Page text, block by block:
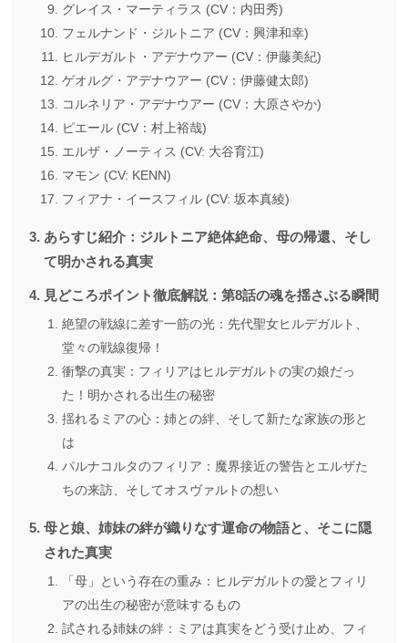
グレイス・マーティラス (CV：内田秀)
フェルナンド・ジルトニア (CV：興津和幸)
ヒルデガルト・アデナウアー (CV：伊藤美紀)
ゲオルグ・アデナウアー (CV：伊藤健太郎)
コルネリア・アデナウアー (CV：大原さやか)
ピエール (CV：村上裕哉)
エルザ・ノーティス (CV: 大谷育江)
マモン (CV: KENN)
フィアナ・イースフィル (CV: 坂本真綾)
あらすじ紹介：ジルトニア絶体絶命、母の帰還、そし
て明かされる真実
見どころポイント徹底解説：第8話の魂を揺さぶる瞬間
絶望の戦線に差す一筋の光：先代聖女ヒルデガルト、
堂々の戦線復帰！
衝撃の真実：フィリアはヒルデガルトの実の娘だっ
た！明かされる出生の秘密
揺れるミアの心：姉との絆、そして新たな家族の形と
は
パルナコルタのフィリア：魔界接近の警告とエルザた
ちの来訪、そしてオスヴァルトの想い
母と娘、姉妹の絆が織りなす運命の物語と、そこに隠
された真実
「母」という存在の重み：ヒルデガルトの愛とフィリ
アの出生の秘密が意味するもの
試される姉妹の絆：ミアは真実をどう受け止め、フィ